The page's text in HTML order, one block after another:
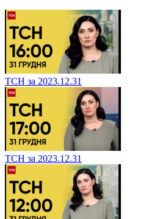
ТСН за 2023.12.31
ТСН за 2023.12.31